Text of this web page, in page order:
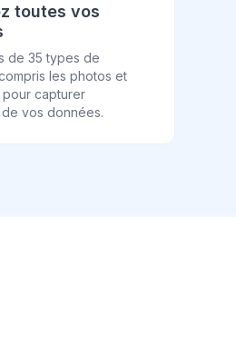
toutes vos
de 35 types de
les photos et
pour capturer
de vos données.